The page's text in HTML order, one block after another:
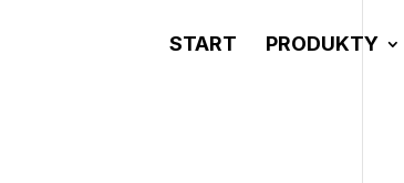
START PRODUKTY